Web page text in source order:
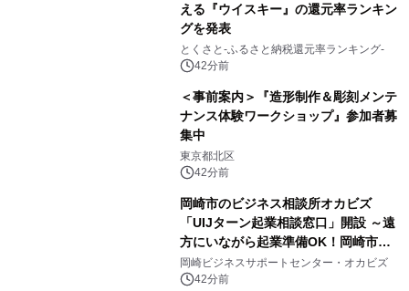
える『ウイスキー』の還元率ランキン
グを発表
とくさと-ふるさと納税還元率ランキング-
42分前
＜事前案内＞『造形制作＆彫刻メンテ
ナンス体験ワークショップ』参加者募
集中
東京都北区
42分前
岡崎市のビジネス相談所オカビズ
「UIJターン起業相談窓口」開設 ～遠
方にいながら起業準備OK！岡崎市を
挑戦者があつまるまちに～
岡崎ビジネスサポートセンター・オカビズ
42分前